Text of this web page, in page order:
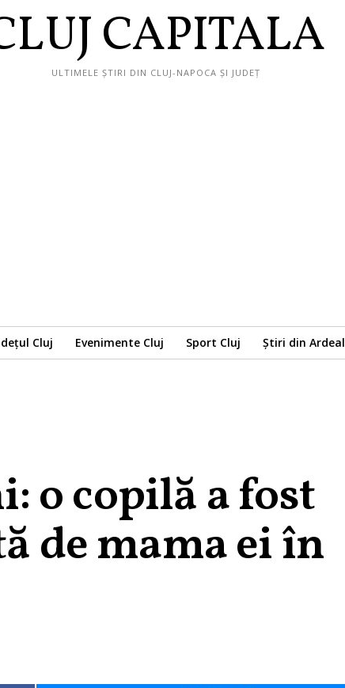
CAPITALA
ULTIMELE ȘTIRI DIN CLUJ-NAPOCA ȘI JUDEȚ
Cluj Evenimente Cluj Sport Cluj Știri din Ardeal
o copilă a fost
de mama ei în